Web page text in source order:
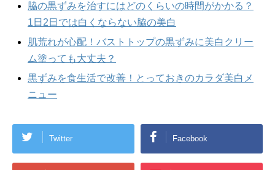
脇の黒ずみを治すにはどのくらいの時間がかかる？
1日2日では白くならない脇の美白
肌荒れが心配！バストトップの黒ずみに美白クリー
ム塗っても大丈夫？
黒ずみを食生活で改善！とっておきのカラダ美白メ
ニュー
Twitter Facebook